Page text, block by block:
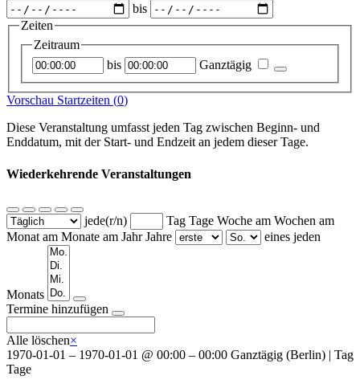
bis
Zeiten
Zeitraum
Startzeitpunkt bis Endzeitpunkt Ganztägig
Vorschau Startzeiten (0)
Diese Veranstaltung umfasst jeden Tag zwischen Beginn- und
Enddatum, mit der Start- und Endzeit an jedem dieser Tage.
Wiederkehrende Veranstaltungen
jede(r/n) Tag Tage Woche am Wochen am
Monat am Monate am Jahr Jahre eines jeden
Monats
Wochentage
Termine hinzufügen
Alle löschen×
1970-01-01 – 1970-01-01 @ 00:00 – 00:00 Ganztägig (Berlin) | Tag
Tage